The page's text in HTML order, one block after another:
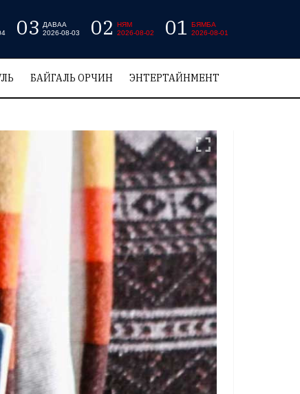
03
ДАВАА
2026-08-03
02
НЯМ
2026-08-02
01
БЯМБА
2026-08-01
БАЙГАЛЬ ОРЧИН ЭНТЕРТАЙНМЕНТ